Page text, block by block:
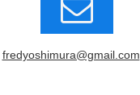
fredyoshimura@gmail.com